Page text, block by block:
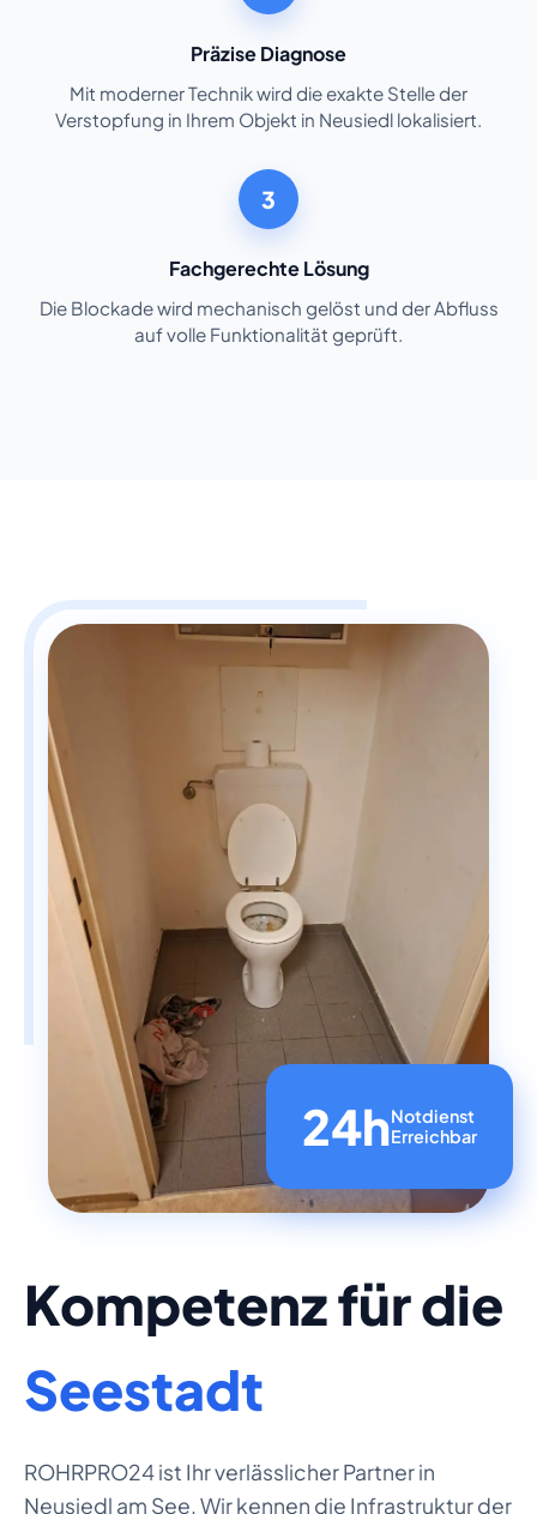
Präzise Diagnose
Mit moderner Technik wird die exakte Stelle der
Verstopfung in Ihrem Objekt in Neusiedl lokalisiert.
3
Fachgerechte Lösung
Die Blockade wird mechanisch gelöst und der Abfluss
auf volle Funktionalität geprüft.
24hNotdienst
Erreichbar
Kompetenz für die
Seestadt
ROHRPRO24 ist Ihr verlässlicher Partner in
Neusiedl am See. Wir kennen die Infrastruktur der